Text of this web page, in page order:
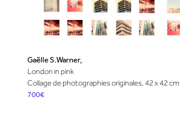
Gaëlle S.Warner,
London in pink
Collage de photographies originales, 42 x 42 cm
700€